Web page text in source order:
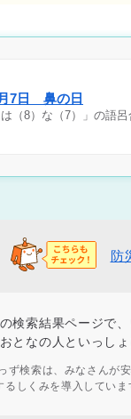
7日 鼻の日
は（8）な（7）」の語
防
検索結果ページで
おとなの人といっしょ
ず検索は、みなさんが
るしくみを導入していま